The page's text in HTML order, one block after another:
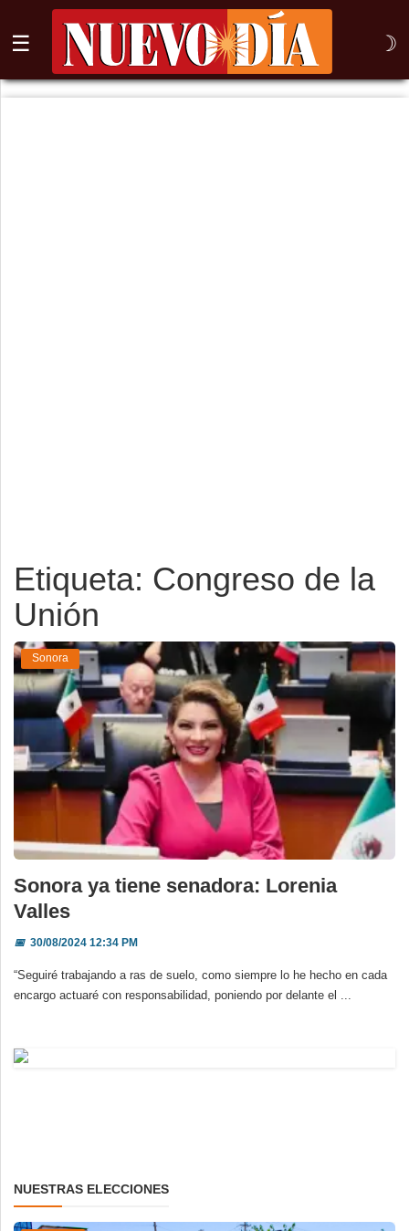
☰ ☽
⌕
Edición Impresa
Etiqueta: Congreso de la
Unión
Sonora
Sonora ya tiene senadora: Lorenia
Valles
📅30/08/2024 12:34 PM
“Seguiré trabajando a ras de suelo, como siempre lo he hecho en cada
encargo actuaré con responsabilidad, poniendo por delante el ...
NUESTRAS ELECCIONES